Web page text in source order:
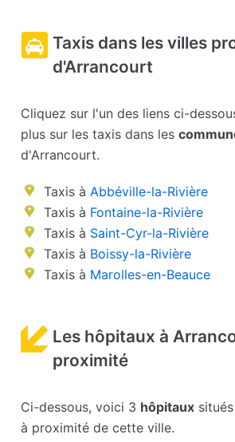
Taxis dans les villes
d'Arrancourt
Cliquez sur l'un des liens ci-
plus sur les taxis dans les
d'Arrancourt.
Taxis àAbbéville-la-Rivière
Taxis à Fontaine-la-Rivière
Taxis à Saint-Cyr-la-Rivière
Taxis à Boissy-la-Rivière
Taxis à Marolles-en-Beauce
Les hôpitaux à
proximité
Ci-dessous, voici 3 hôpitaux
à proximité de cette ville.